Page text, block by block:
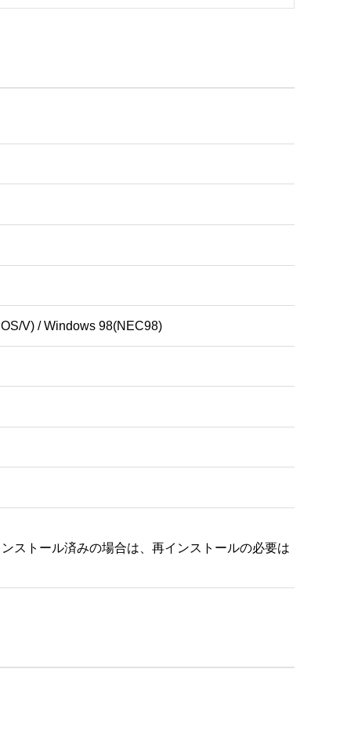
V) / Windows 98(NEC98)
ストール済みの場合は、再インストールの必要は